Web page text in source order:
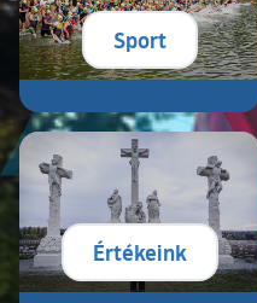
Sport
Értékeink